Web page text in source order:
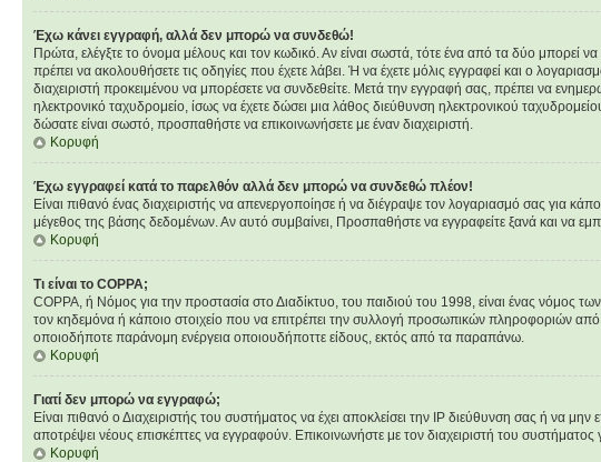
Έχω κάνει εγγραφή, αλλά δεν μπορώ να συνδεθώ!
Πρώτα, ελέγξτε το όνομα μέλους και τον κωδικό. Αν είναι σωστά, τότε ένα από τα δύο μπορεί
πρέπει να ακολουθήσετε τις οδηγίες που έχετε λάβει. Ή να έχετε μόλις εγγραφεί και ο
διαχειριστή προκειμένου να μπορέσετε να συνδεθείτε. Μετά την εγγραφή σας, πρέπει να
ηλεκτρονικό ταχυδρομείο, ίσως να έχετε δώσει μια λάθος διεύθυνση ηλεκτρονικού
δώσατε είναι σωστό, προσπαθήστε να επικοινωνήσετε με έναν διαχειριστή.
Κορυφή
Έχω εγγραφεί κατά το παρελθόν αλλά δεν μπορώ να συνδεθώ πλέον!
Είναι πιθανό ένας διαχειριστής να απενεργοποίησε ή να διέγραψε τον λογαριασμό σας για
μέγεθος της βάσης δεδομένων. Αν αυτό συμβαίνει, Προσπαθήστε να εγγραφείτε ξανά και να
Κορυφή
Τι είναι το COPPA;
COPPA, ή Νόμος για την προστασία στο Διαδίκτυο, του παιδιού του 1998, είναι ένας νόμος
τον κηδεμόνα ή κάποιο στοιχείο που να επιτρέπει την συλλογή προσωπικών πληροφοριών
οποιοδήποτε παράνομη ενέργεια οποιουδήποττε είδους, εκτός από τα παραπάνω.
Κορυφή
Γιατί δεν μπορώ να εγγραφώ;
Είναι πιθανό ο Διαχειριστής του συστήματος να έχει αποκλείσει την IP διεύθυνση σας ή να
αποτρέψει νέους επισκέπτες να εγγραφούν. Επικοινωνήστε με τον διαχειριστή του συστήματος
Κορυφή